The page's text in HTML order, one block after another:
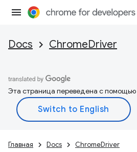
Docs ChromeDriver
Эта страница переведена с помощью
Главная Docs ChromeDriver